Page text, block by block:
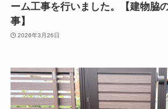
ーム工事を行いました。【建物脇
事】
2026年3月26日